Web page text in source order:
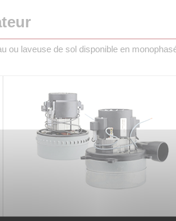
ou laveuse de sol disponible en